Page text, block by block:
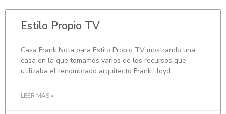
Estilo Propio TV
Casa Frank Nota para Estilo Propio TV mostrando una
casa en la que tomamos varios de los recursos que
utilizaba el renombrado arquitecto Frank Lloyd
LEER MÁS »